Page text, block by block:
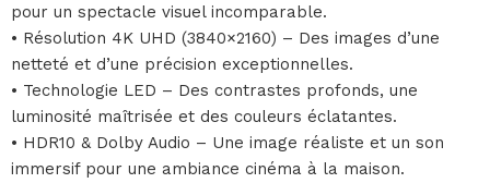
pour un spectacle visuel incomparable.
• Résolution 4K UHD (3840×2160) – Des images d’une
netteté et d’une précision exceptionnelles.
• Technologie LED – Des contrastes profonds, une
luminosité maîtrisée et des couleurs éclatantes.
• HDR10 & Dolby Audio – Une image réaliste et un son
immersif pour une ambiance cinéma à la maison.